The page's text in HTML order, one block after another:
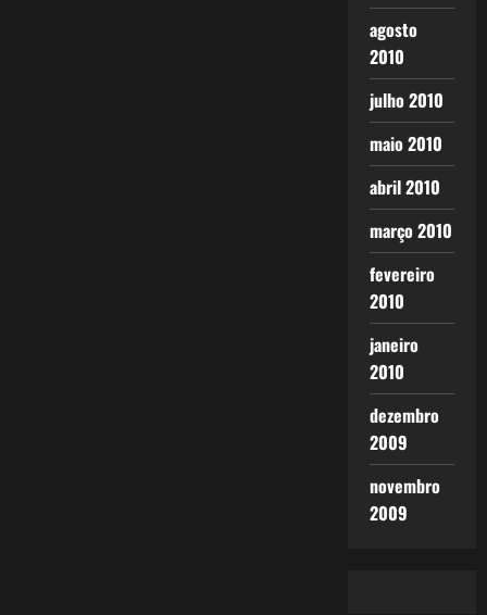
agosto
2010
julho 2010
maio 2010
abril 2010
março 2010
fevereiro
2010
janeiro
2010
dezembro
2009
novembro
2009